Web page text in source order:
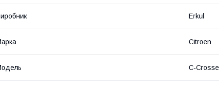
Erkul
Citroen
C-